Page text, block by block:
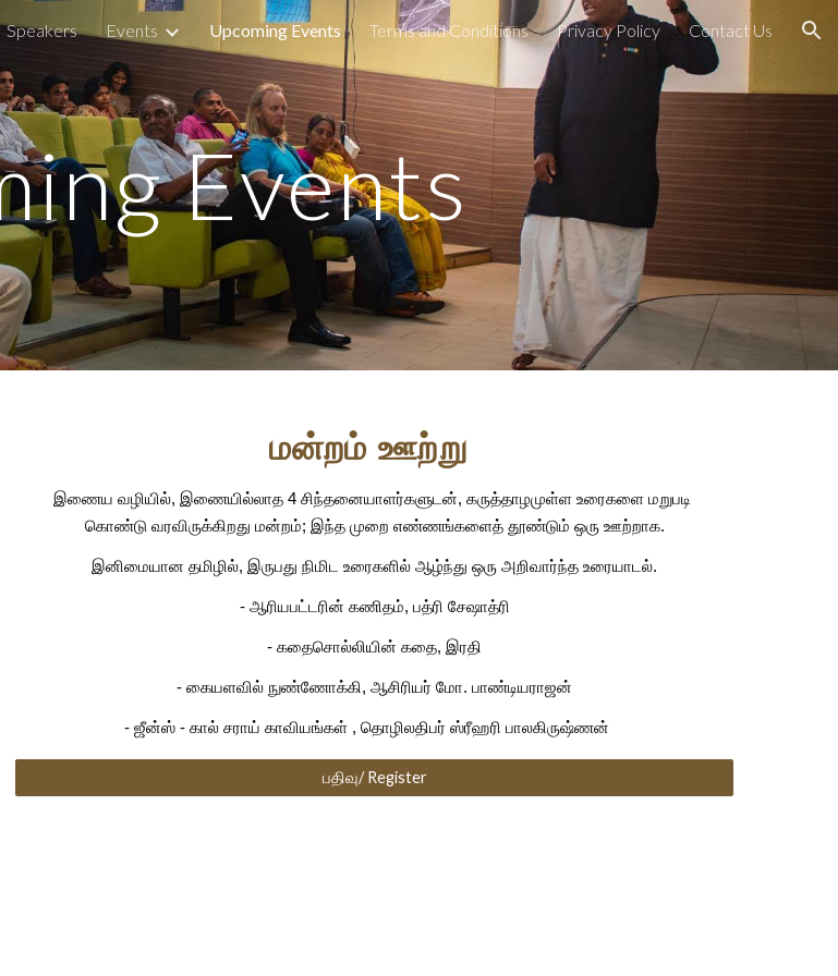
Skip to navigation
Speakers Events Upcoming Events Terms and Conditions Privacy Policy Contact Us
Events
மன்றம் ஊற்று
இணைய வழியில், இணையில்லாத 4 சிந்தனையாளர்களுடன், கருத்தாழமுள்ள உரைகளை மறுபடி
கொண்டு வரவிருக்கிறது மன்றம்; இந்த முறை எண்ணங்களைத் தூண்டும் ஒரு ஊற்றாக.
இனிமையான தமிழில், இருபது நிமிட உரைகளில் ஆழ்ந்து ஒரு அறிவார்ந்த உரையாடல்.
- ஆரியபட்டரின் கணிதம், பத்ரி சேஷாத்ரி
- கதைசொல்லியின் கதை, இரதி
- கையளவில் நுண்ணோக்கி, ஆசிரியர் மோ. பாண்டியராஜன்
- ஜீன்ஸ் - கால் சராய் காவியங்கள் , தொழிலதிபர் ஸ்ரீஹரி பாலகிருஷ்ணன்
பதிவு/ Register